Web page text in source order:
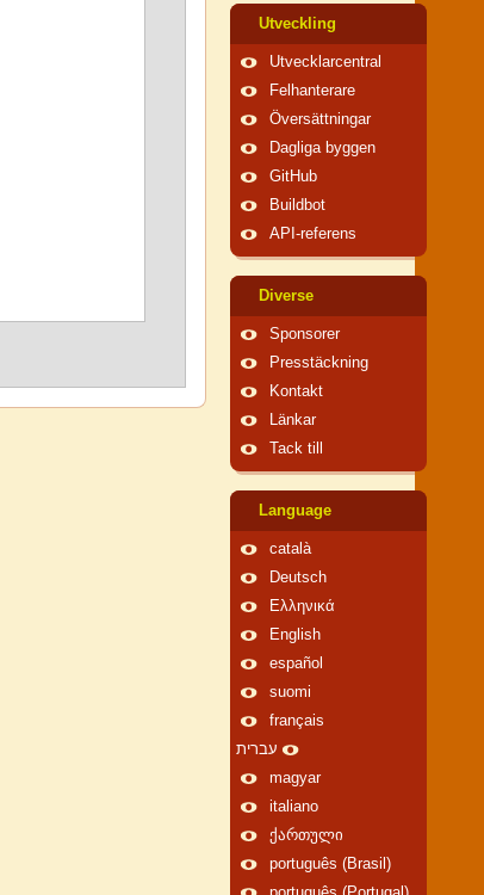
Utveckling
Utvecklarcentral
Felhanterare
Översättningar
Dagliga byggen
GitHub
Buildbot
API-referens
Diverse
Sponsorer
Presstäckning
Kontakt
Länkar
Tack till
Language
català
Deutsch
Ελληνικά
English
español
suomi
français
עברית
magyar
italiano
ქართული
português (Brasil)